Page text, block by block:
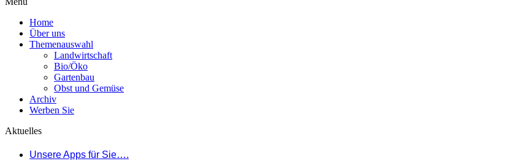
Home
Über uns
Themenauswahl
Landwirtschaft
Bio/Öko
Gartenbau
Obst und Gemüse
Archiv
Werben Sie
Aktuelles
Unsere Apps für Sie….